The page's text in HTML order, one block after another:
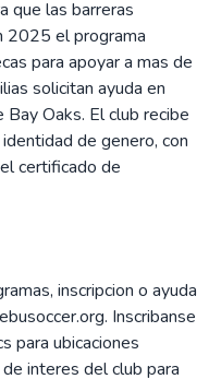
que las barreras
2025 el programa
para apoyar a mas de
solicitan ayuda en
Oaks. El club recibe
de genero, con
certificado de
inscripcion o ayuda
Inscribanse
para ubicaciones
interes del club para